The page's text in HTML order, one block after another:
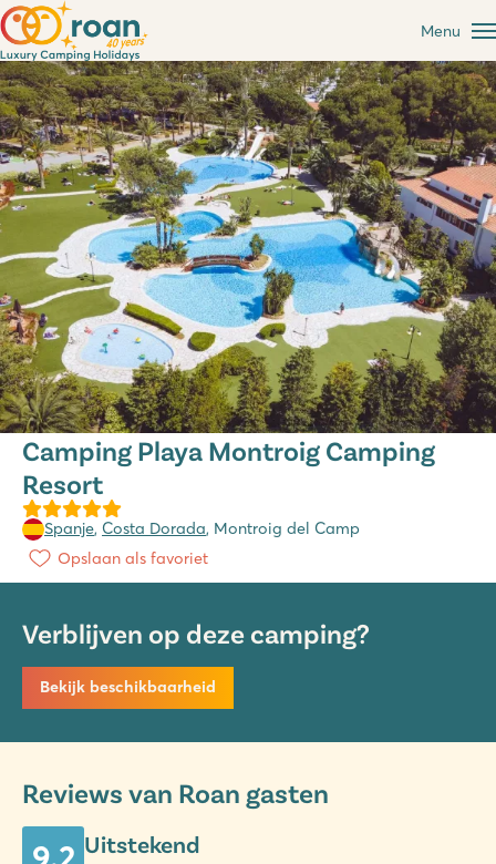
Menu
Camping Playa Montroig Camping
Resort
Spanje, Costa Dorada, Montroig del Camp
Opslaan als favoriet
Verblijven op deze camping?
Bekijk beschikbaarheid
Reviews van Roan gasten
Uitstekend